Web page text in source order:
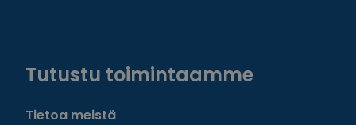
Tutustu toimintaamme
Tietoa meistä